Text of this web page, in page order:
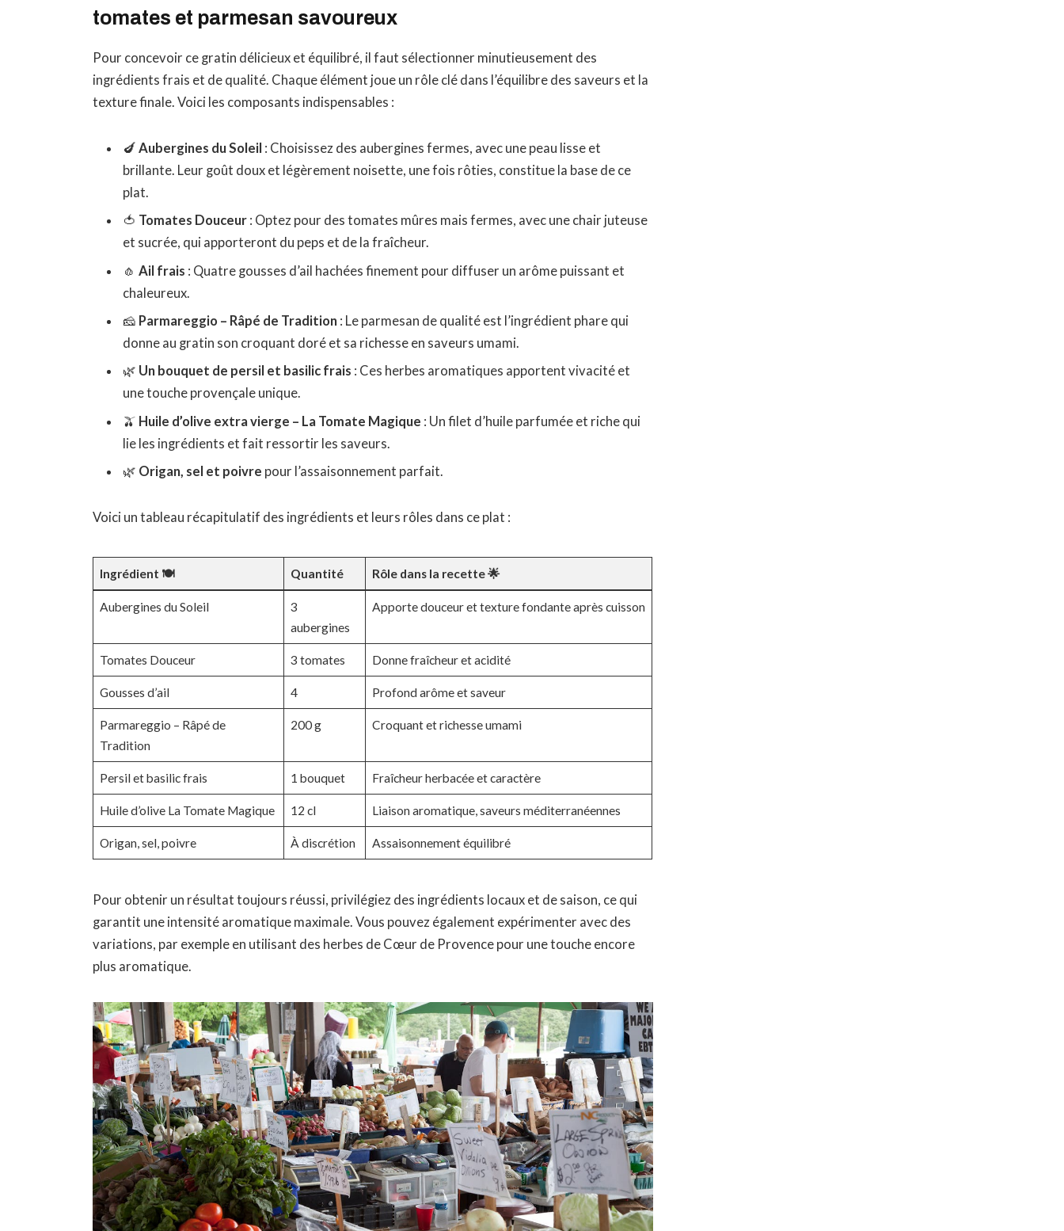
tomates et parmesan savoureux
Pour concevoir ce gratin délicieux et équilibré, il faut sélectionner minutieusement des
ingrédients frais et de qualité. Chaque élément joue un rôle clé dans l’équilibre des saveurs et la
texture finale. Voici les composants indispensables :
🍆Aubergines du Soleil : Choisissez des aubergines fermes, avec une peau lisse et
brillante. Leur goût doux et légèrement noisette, une fois rôties, constitue la base de ce
plat.
🍅 Tomates Douceur : Optez pour des tomates mûres mais fermes, avec une chair juteuse
et sucrée, qui apporteront du peps et de la fraîcheur.
🧄Ail frais : Quatre gousses d’ail hachées finement pour diffuser un arôme puissant et
chaleureux.
🧀 Parmareggio – Râpé de Tradition : Le parmesan de qualité est l’ingrédient phare qui
donne au gratin son croquant doré et sa richesse en saveurs umami.
🌿 Un bouquet de persil et basilic frais : Ces herbes aromatiques apportent vivacité et
une touche provençale unique.
🫒 Huile d’olive extra vierge – La Tomate Magique : Un filet d’huile parfumée et riche qui
lie les ingrédients et fait ressortir les saveurs.
🌿 Origan, sel et poivre pour l’assaisonnement parfait.
Voici un tableau récapitulatif des ingrédients et leurs rôles dans ce plat :
Ingrédient 🍽️ Quantité Rôle dans la recette 🌟
Aubergines du Soleil
3
aubergines
Apporte douceur et texture fondante après cuisson
Tomates Douceur 3 tomates Donne fraîcheur et acidité
Gousses d’ail 4 Profond arôme et saveur
Parmareggio – Râpé de
Tradition
200 g Croquant et richesse umami
Persil et basilic frais 1 bouquet Fraîcheur herbacée et caractère
Huile d’olive La Tomate Magique 12 cl Liaison aromatique, saveurs méditerranéennes
Origan, sel, poivre À discrétion Assaisonnement équilibré
Pour obtenir un résultat toujours réussi, privilégiez des ingrédients locaux et de saison, ce qui
garantit une intensité aromatique maximale. Vous pouvez également expérimenter avec des
variations, par exemple en utilisant des herbes de Cœur de Provence pour une touche encore
plus aromatique.